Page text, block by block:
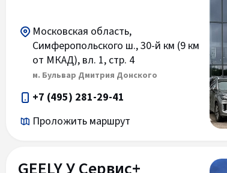
Московская область,
Симферопольского ш., 30-й км (9 км
от МКАД), вл. 1, стр. 4
м. Бульвар Дмитрия Донского
+7 (495) 281-29-41
Проложить маршрут